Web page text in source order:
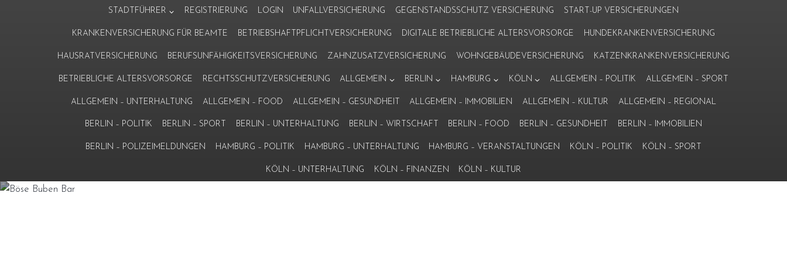
STADTFÜHRER REGISTRIERUNG LOGIN UNFALLVERSICHERUNG GEGENSTANDSSCHUTZ VERSICHERUNG START-UP VERSICHERUNGEN
KRANKENVERSICHERUNG FÜR BEAMTE BETRIEBSHAFTPFLICHTVERSICHERUNG DIGITALE BETRIEBLICHE ALTERSVORSORGE HUNDEKRANKENVERSICHERUNG
HAUSRATVERSICHERUNG BERUFSUNFÄHIGKEITSVERSICHERUNG ZAHNZUSATZVERSICHERUNG WOHNGEBÄUDEVERSICHERUNG KATZENKRANKENVERSICHERUNG
BETRIEBLICHE ALTERSVORSORGE RECHTSSCHUTZVERSICHERUNG ALLGEMEIN BERLIN HAMBURG KÖLN ALLGEMEIN – POLITIK ALLGEMEIN – SPORT
ALLGEMEIN – UNTERHALTUNG ALLGEMEIN – FOOD ALLGEMEIN – GESUNDHEIT ALLGEMEIN – IMMOBILIEN ALLGEMEIN – KULTUR ALLGEMEIN – REGIONAL
BERLIN – POLITIK BERLIN – SPORT BERLIN – UNTERHALTUNG BERLIN – WIRTSCHAFT BERLIN – FOOD BERLIN – GESUNDHEIT BERLIN – IMMOBILIEN
BERLIN – POLIZEIMELDUNGEN HAMBURG – POLITIK HAMBURG – UNTERHALTUNG HAMBURG – VERANSTALTUNGEN KÖLN – POLITIK KÖLN – SPORT
KÖLN – UNTERHALTUNG KÖLN – FINANZEN KÖLN – KULTUR